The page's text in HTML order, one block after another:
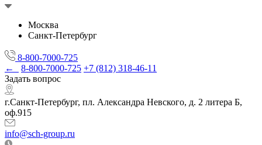
Москва
Санкт-Петербург
8-800-7000-725
←
8-800-7000-725 +7 (812) 318-46-11
Задать вопрос
г.Санкт-Петербург, пл. Александра Невского, д. 2 литера Б,
оф.915
info@sch-group.ru